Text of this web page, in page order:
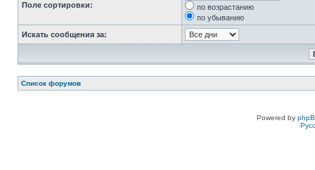
Поле сортировки:
по возрастанию
по убыванию
Искать сообщения за:
Список форумов
Powered by